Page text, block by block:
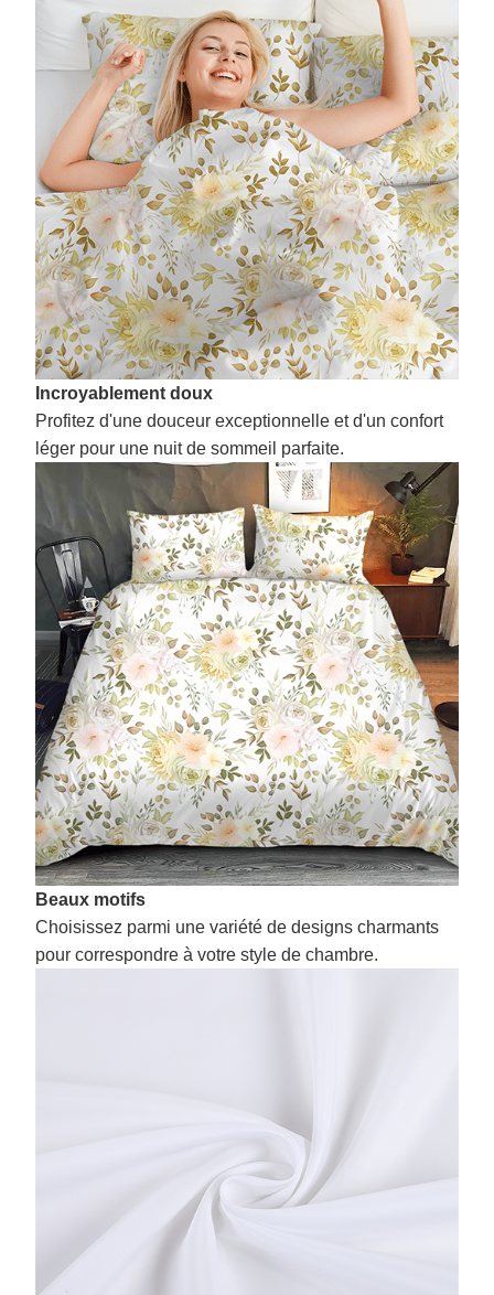
Incroyablement doux
Profitez d'une douceur exceptionnelle et d'un confort
léger pour une nuit de sommeil parfaite.
Beaux motifs
Choisissez parmi une variété de designs charmants
pour correspondre à votre style de chambre.